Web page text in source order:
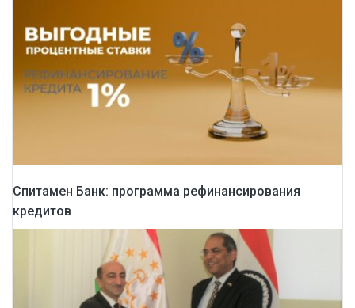
Спитамен Банк: программа рефинансирования
кредитов